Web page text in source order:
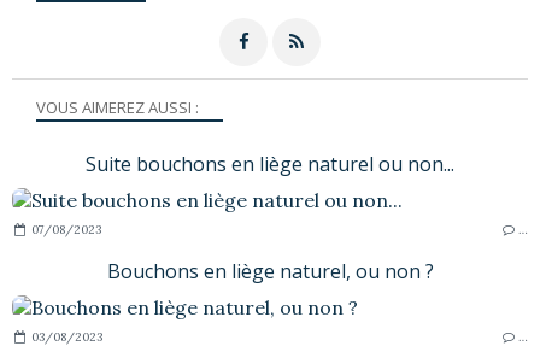
VOUS AIMEREZ AUSSI :
Suite bouchons en liège naturel ou non...
07/08/2023
Bouchons en liège naturel, ou non ?
03/08/2023